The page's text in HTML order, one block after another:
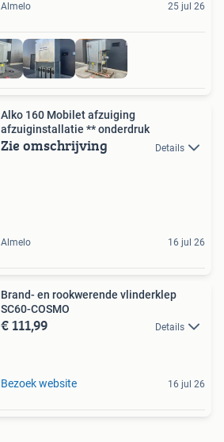
Almelo 25 jul 26
Alko 160 Mobilet afzuiging
afzuiginstallatie ** onderdruk
Zie omschrijving Details
Almelo 16 jul 26
Brand- en rookwerende vlinderklep
SC60-COSMO
€ 111,99 Details
Bezoek website 16 jul 26